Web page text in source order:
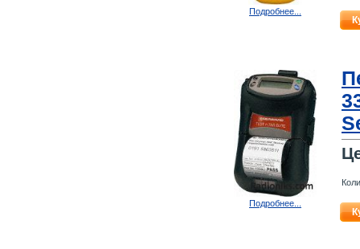
Подробнее...
Подробнее...